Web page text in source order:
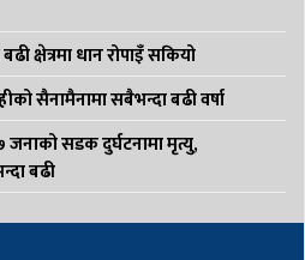
क्षेत्रमा धान रोपाइँ सकियो
सैनामैनामा सबैभन्दा बढी वर्षा
सडक दुर्घटनामा मृत्यु,
बढी